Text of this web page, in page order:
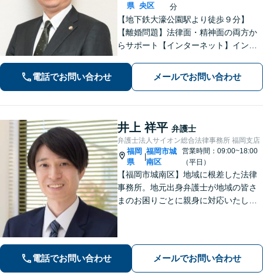
県 央区
分
【地下鉄大濠公園駅より徒歩９分】
【離婚問題】法律面・精神面の両方か
らサポート【インターネット】インス
決実績多数【休日面談可】【子連れ相
談可】【初回面談無料】
電話でお問い合わせ メールでお問い合わせ
井上 祥平 弁護士
弁護士法人サイオン総合法律事務所 福岡支店
福岡
県
|
福岡市城
南区
営業時間：09:00~18:00
（平日）
【福岡市城南区】地域に根差した法律
事務所。地元出身弁護士が地域の皆さ
まのお困りごとに親身に対応いたしま
電話でお問い合わせ メールでお問い合わせ